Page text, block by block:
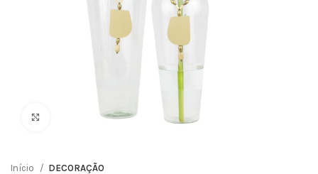
Clique para ampliar
Início DECORAÇÃO